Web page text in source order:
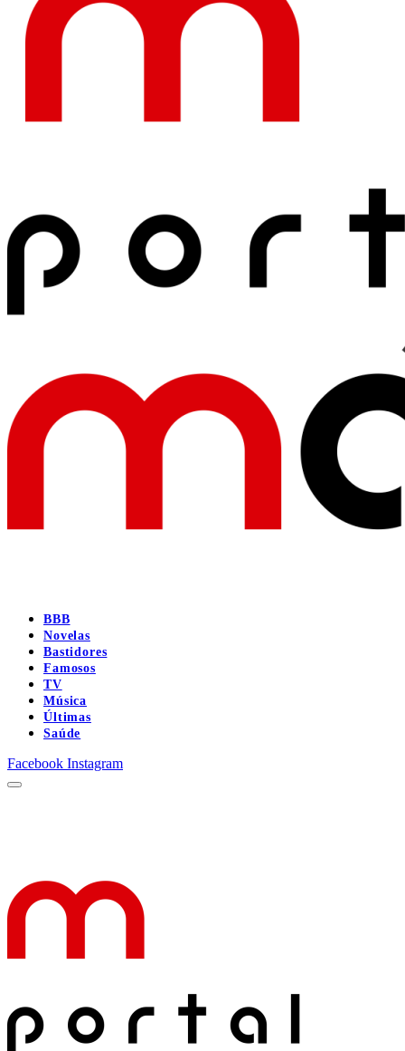
BBB
Novelas
Bastidores
Famosos
TV
Música
Últimas
Saúde
Facebook Instagram